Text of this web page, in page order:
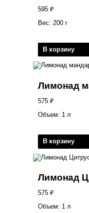
595 ₽
Вес: 200 г
В корзину
Лимонад
575 ₽
Объем: 1 л
В корзину
Лимонад
575 ₽
Объем: 1 л